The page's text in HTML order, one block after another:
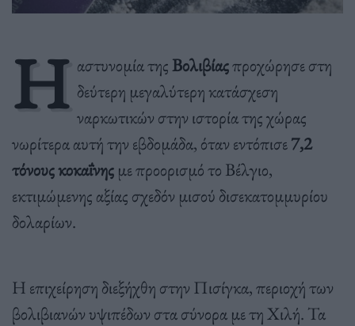
Η αστυνομία τηςΒολιβίαςπροχώρησε στη
δεύτερη μεγαλύτερη κατάσχεση
ναρκωτικών στην ιστορία της χώρας
νωρίτερα αυτή την εβδομάδα, όταν εντόπισε7,2
τόνους κοκαΐνης με προορισμό το Βέλγιο,
εκτιμώμενης αξίας σχεδόν μισού δισεκατομμυρίου
δολαρίων.
Η επιχείρηση διεξήχθη στην Πισίγκα, περιοχή των
βολιβιανών υψιπέδων στα σύνορα με τη Χιλή. Τα